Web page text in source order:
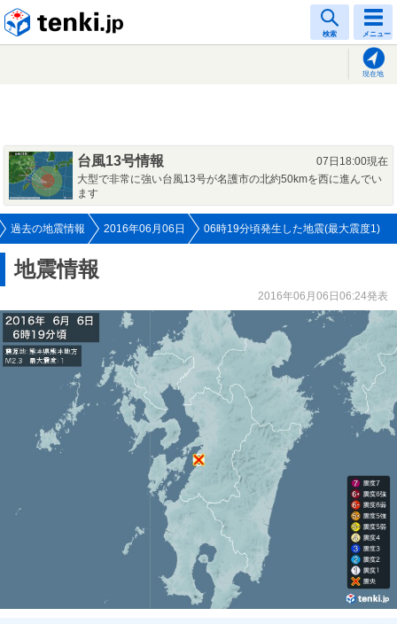
検索 メニュー
現在地
台風13号情報
07日18:00現在
大型で非常に強い台風13号が名護市の北約50kmを西に進んでい
ます
過去の地震情報 2016年06月06日 06時19分頃発生した地震(最大震度1)
地震情報
2016年06月06日06:24発表